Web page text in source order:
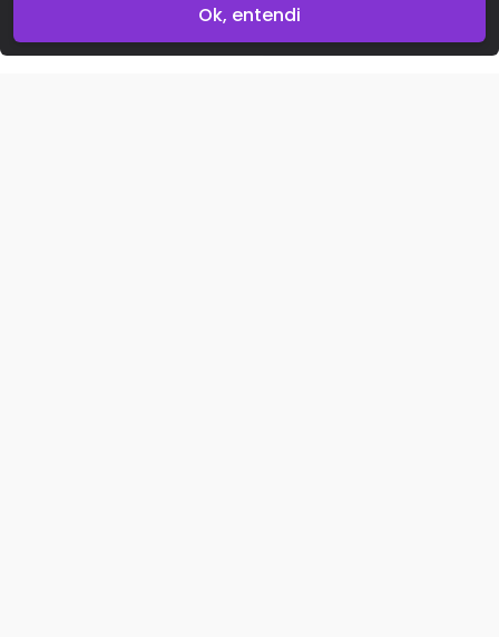
Ok, entendi
Aqui seus sonhos ganham um novo larImóvel indisponível